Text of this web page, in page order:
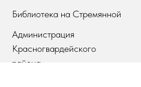
Библиотека на Стремянной
Администрация
Красногвардейского
района